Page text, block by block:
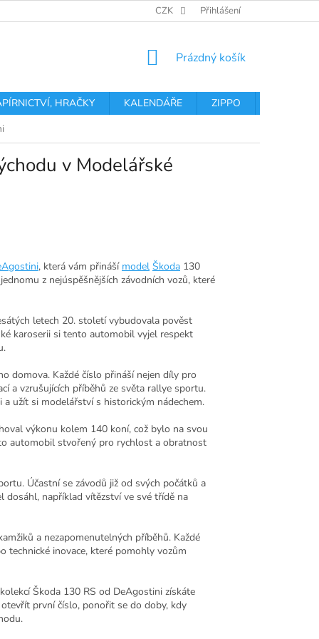
PODMÍNKY OCHRANY OSOBNÍCH
CZK Přihlášení
NÁKUPNÍ
Prázdný košík
HRAČKY KALENDÁŘE ZIPPO
v Modelářské
, která vám přináší model Škoda 130
z nejúspěšnějších závodních vozů, které
letech 20. století vybudovala pověst
karoserii si tento automobil vyjel respekt
domova. Každé číslo přináší nejen díly pro
a vzrušujících příběhů ze světa rallye sportu.
užít si modelářství s historickým nádechem.
výkonu kolem 140 koní, což bylo na svou
automobil stvořený pro rychlost a obratnost
Účastní se závodů již od svých počátků a
dosáhl, například vítězství ve své třídě na
a nezapomenutelných příběhů. Každé
technické inovace, které pomohly vozům
Škoda 130 RS od DeAgostini získáte
první číslo, ponořit se do doby, kdy